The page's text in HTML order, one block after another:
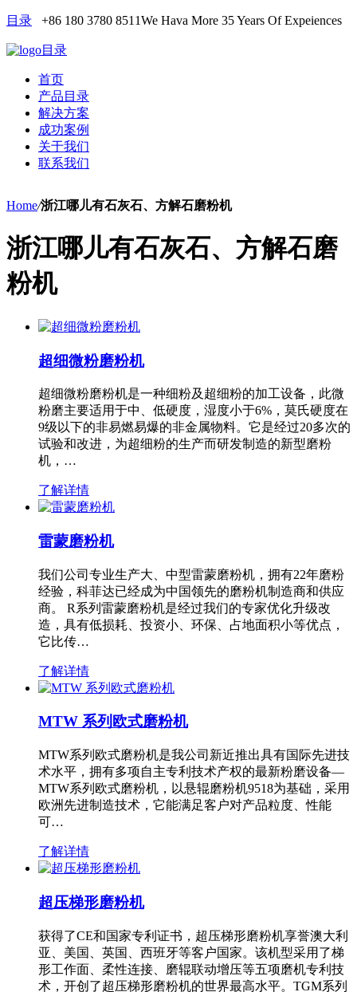
目录 +86 180 3780 8511We Hava More 35 Years Of Expeiences
目录
首页
产品目录
解决方案
成功案例
关于我们
联系我们
Home/浙江哪儿有石灰石、方解石磨粉机
浙江哪儿有石灰石、方解石磨
粉机
超细微粉磨粉机
超细微粉磨粉机是一种细粉及超细粉的加工设备，此微
粉磨主要适用于中、低硬度，湿度小于6%，莫氏硬度在
9级以下的非易燃易爆的非金属物料。它是经过20多次的
试验和改进，为超细粉的生产而研发制造的新型磨粉
机，…
了解详情
雷蒙磨粉机
我们公司专业生产大、中型雷蒙磨粉机，拥有22年磨粉
经验，科菲达已经成为中国领先的磨粉机制造商和供应
商。 R系列雷蒙磨粉机是经过我们的专家优化升级改
造，具有低损耗、投资小、环保、占地面积小等优点，
它比传…
了解详情
MTW 系列欧式磨粉机
MTW系列欧式磨粉机是我公司新近推出具有国际先进技
术水平，拥有多项自主专利技术产权的最新粉磨设备—
MTW系列欧式磨粉机，以悬辊磨粉机9518为基础，采用
欧洲先进制造技术，它能满足客户对产品粒度、性能
可…
了解详情
超压梯形磨粉机
获得了CE和国家专利证书，超压梯形磨粉机享誉澳大利
亚、美国、英国、西班牙等客户国家。该机型采用了梯
形工作面、柔性连接、磨辊联动增压等五项磨机专利技
术，开创了超压梯形磨粉机的世界最高水平。TGM系列